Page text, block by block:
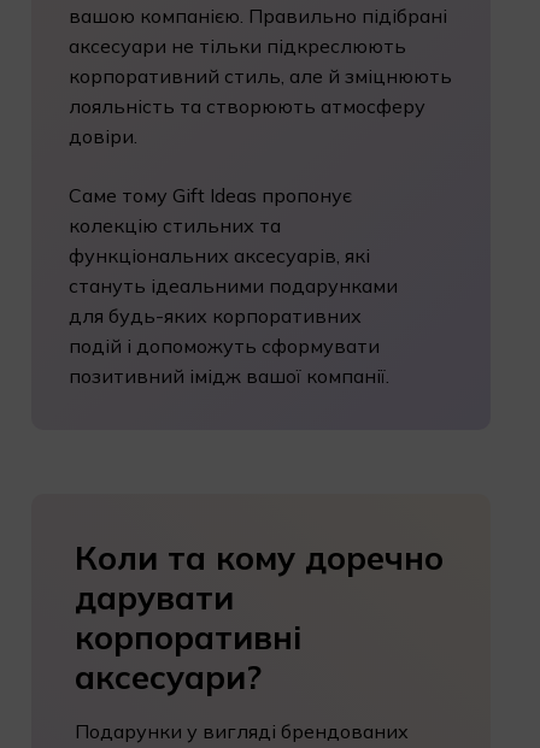
вашою компанією. Правильно підібрані
аксесуари не тільки підкреслюють
корпоративний стиль, але й зміцнюють
лояльність та створюють атмосферу
довіри.
Саме тому Gift Ideas пропонує
колекцію стильних та
функціональних аксесуарів, які
стануть ідеальними подарунками
для будь-яких корпоративних
подій і допоможуть сформувати
позитивний імідж вашої компанії.
Коли та кому доречно
дарувати
корпоративні
аксесуари?
Подарунки у вигляді брендованих